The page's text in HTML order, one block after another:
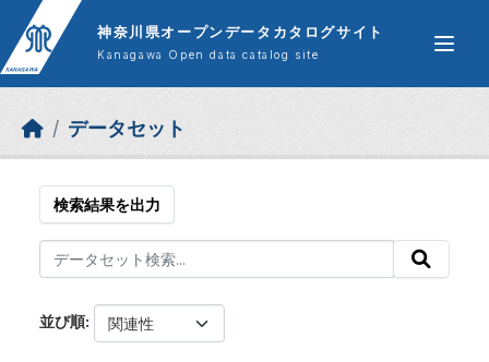
Skip to main content
神奈川県オープンデータカタログサイト
Kanagawa Open data catalog site
データセット
検索結果を出力
並び順